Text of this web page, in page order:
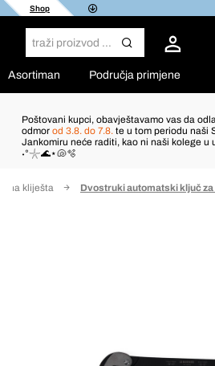
Shop
Asortiman Područja primjene
Poštovani kupci, obavještavamo vas da
odmor od 3.8. do 7.8. te u tom periodu naši
Jankomiru neće raditi, kao ni naši kolege u
˖°𓇼🌊⋆🐚🫧
kliješta Dvostruki automatski ključ